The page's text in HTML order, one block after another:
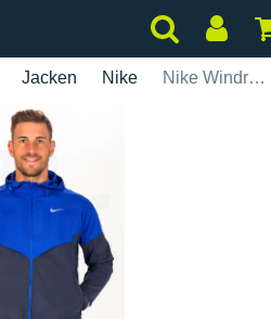
Jacken Nike Nike Windrunner Herren